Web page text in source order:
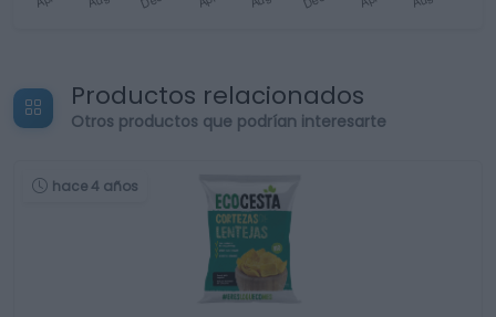
Productos relacionados
Otros productos que podrían interesarte
hace 4 años